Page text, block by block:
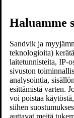
Haluamme
Sandvik ja
teknologioita)
laitetunnisteita, IP-
sivuston
analysointia,
esittämistä varten.
voi poistaa
siihen